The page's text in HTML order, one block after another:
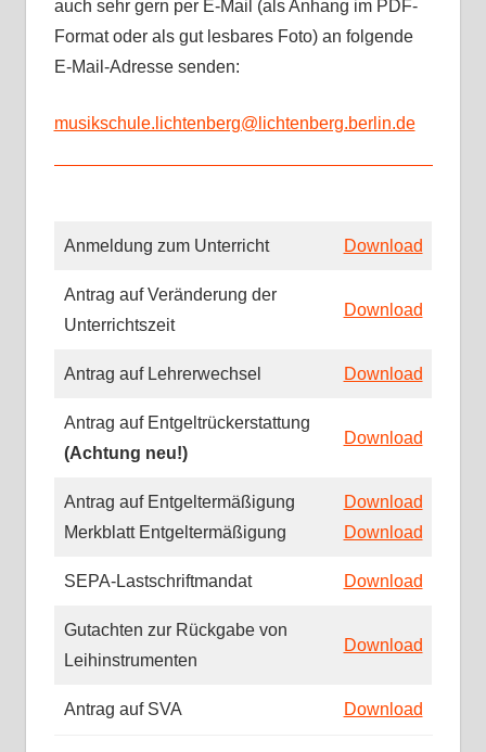
auch sehr gern per E-Mail (als Anhang im PDF-
Format oder als gut lesbares Foto) an folgende
E-Mail-Adresse senden:
musikschule.lichtenberg@lichtenberg.berlin.de
Anmeldung zum Unterricht Download
Antrag auf Veränderung der
Unterrichtszeit
Download
Antrag auf Lehrerwechsel Download
Antrag auf Entgeltrückerstattung
(Achtung neu!)
Download
Antrag auf Entgeltermäßigung
Merkblatt Entgeltermäßigung
Download
Download
SEPA-Lastschriftmandat Download
Gutachten zur Rückgabe von
Leihinstrumenten
Download
Antrag auf SVA Download